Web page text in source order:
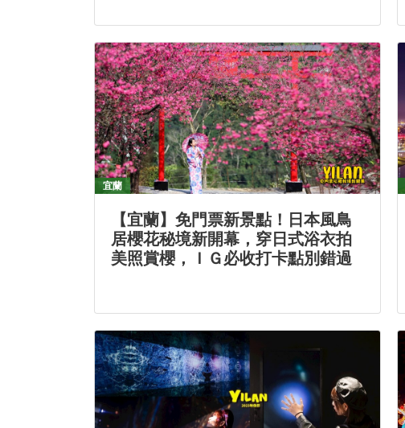
宜蘭
【宜蘭】免門票新景點！日本風鳥
居櫻花秘境新開幕，穿日式浴衣拍
美照賞櫻，ＩＧ必收打卡點別錯過